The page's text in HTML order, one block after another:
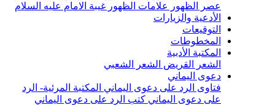
علامات الظهورغيبة الامام عليه السلام
والزيارات
الأدبية
الشعر الشعبي
اليماني
الرد على دعوى اليماني المكتبة المرئية- الرد
دعوى اليماني كتب الرد على دعوى اليماني